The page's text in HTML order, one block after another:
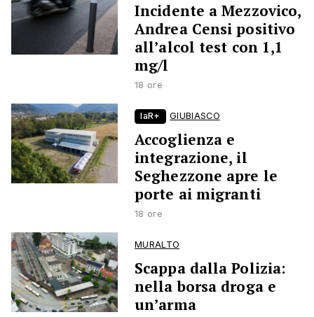
Incidente a Mezzovico,
Andrea Censi positivo
all’alcol test con 1,1
mg/l
18 ore
laR+ GIUBIASCO
Accoglienza e
integrazione, il
Seghezzone apre le
porte ai migranti
18 ore
MURALTO
Scappa dalla Polizia:
nella borsa droga e
un’arma